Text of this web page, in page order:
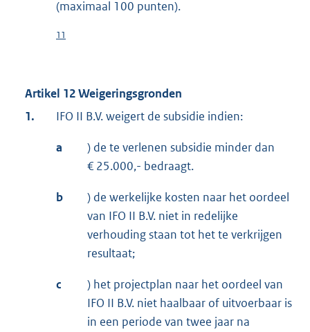
(maximaal 100 punten).
11
Artikel 12 Weigeringsgronden
1.
IFO II B.V. weigert de subsidie indien:
a
) de te verlenen subsidie minder dan
€ 25.000,- bedraagt.
b
) de werkelijke kosten naar het oordeel
van IFO II B.V. niet in redelijke
verhouding staan tot het te verkrijgen
resultaat;
c
) het projectplan naar het oordeel van
IFO II B.V. niet haalbaar of uitvoerbaar is
in een periode van twee jaar na